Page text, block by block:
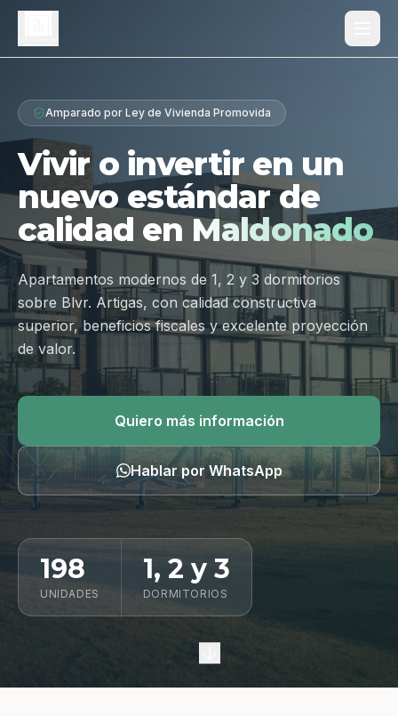
Proyecto
Diferenciales
Tipologías
Galería
Ubicación
Contacto
Hablar por WhatsApp
Amparado por Ley de Vivienda Promovida
Vivir o invertir en un
nuevo estándar de
calidad en Maldonado
Apartamentos modernos de 1, 2 y 3 dormitorios
sobre Blvr. Artigas, con calidad constructiva
superior, beneficios fiscales y excelente proyección
de valor.
Quiero más información
Hablar por WhatsApp
198
UNIDADES
1, 2 y 3
DORMITORIOS